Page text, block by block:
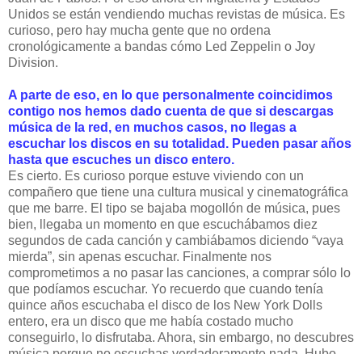
Unidos se están vendiendo muchas revistas de música. Es
curioso, pero hay mucha gente que no ordena
cronológicamente a bandas cómo Led Zeppelin o Joy
Division.
A parte de eso, en lo que personalmente coincidimos
contigo nos hemos dado cuenta de que si descargas
música de la red, en muchos casos, no llegas a
escuchar los discos en su totalidad. Pueden pasar años
hasta que escuches un disco entero.
Es cierto. Es curioso porque estuve viviendo con un
compañero que tiene una cultura musical y cinematográfica
que me barre. El tipo se bajaba mogollón de música, pues
bien, llegaba un momento en que escuchábamos diez
segundos de cada canción y cambiábamos diciendo “vaya
mierda”, sin apenas escuchar. Finalmente nos
comprometimos a no pasar las canciones, a comprar sólo lo
que podíamos escuchar. Yo recuerdo que cuando tenía
quince años escuchaba el disco de los New York Dolls
entero, era un disco que me había costado mucho
conseguirlo, lo disfrutaba. Ahora, sin embargo, no descubres